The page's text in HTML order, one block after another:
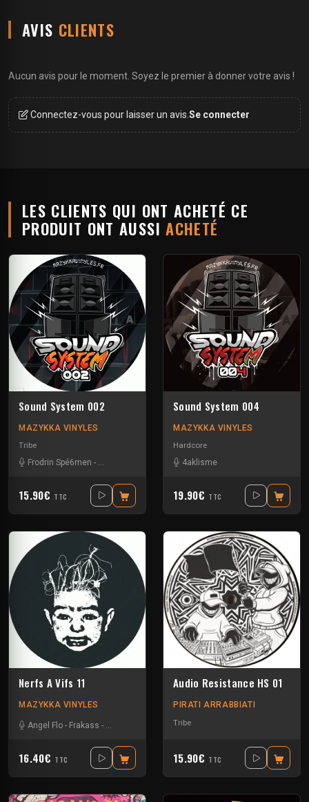
AVIS CLIENTS
Aucun avis pour le moment. Soyez le premier à donner votre avis !
Connectez-vous pour laisser un avis. Se connecter
LES CLIENTS QUI ONT ACHETÉ CE
PRODUIT ONT AUSSIACHETÉ
Sound System 002
MAZYKKA VINYLES
Tribe
Frodrin Spé6men - J.b Spé6men
15.90€ TTC
Sound System 004
MAZYKKA VINYLES
Hardcore
4aklisme
19.90€ TTC
Nerfs A Vifs 11
MAZYKKA VINYLES
Angel Flo - Frakass -
16.40€ TTC
Audio Resistance HS 01
PIRATI ARRABBIATI
Tribe
15.90€ TTC